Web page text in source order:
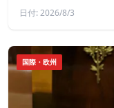
日付: 2026/8/3
国際・欧州